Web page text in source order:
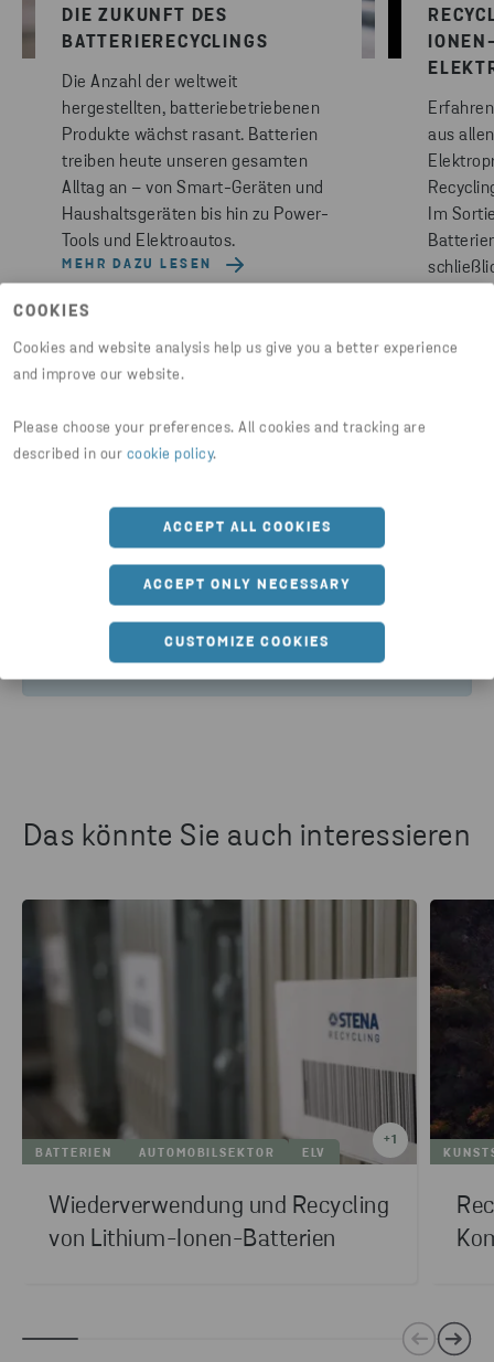
COOKIES
Cookies and website analysis help us give you a better experience
and improve our website.
Please choose your preferences. All cookies and tracking are
described in our cookie policy.
ACCEPT ALL COOKIES
ACCEPT ONLY NECESSARY
CUSTOMIZE COOKIES
DIE ZUKUNFT DES
BATTERIERECYCLINGS
Die Anzahl der weltweit
hergestellten, batteriebetriebenen
Produkte wächst rasant. Batterien
treiben heute unseren gesamten
Alltag an – von Smart-Geräten und
Haushaltsgeräten bis hin zu Power-
Tools und Elektroautos.
MEHR DAZU LESEN
aus
Im
Artikel teilen
HTTPS://WWW.STENARECYCLING.COM/DE/NEWS-
Das könnte Sie auch interessieren
+1
BATTERIEN
AUTOMOBILSEKTOR ELV
Wiederverwendung und Recycling
von Lithium-Ionen-Batterien